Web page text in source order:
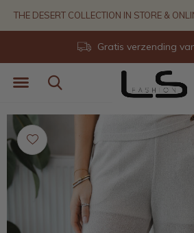
Gratis verzending
THE DESERT COLLECTION IN STORE &